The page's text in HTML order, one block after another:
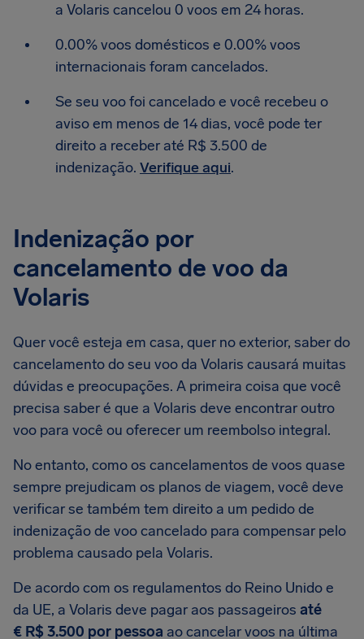
a Volaris cancelou 0 voos em 24 horas.
0.00% voos domésticos e 0.00% voos
internacionais foram cancelados.
Se seu voo foi cancelado e você recebeu o
aviso em menos de 14 dias, você pode ter
direito a receber até R$ 3.500 de
indenização. Verifique aqui.
Indenização por
cancelamento de voo da
Volaris
Quer você esteja em casa, quer no exterior, saber do
cancelamento do seu voo da Volaris causará muitas
dúvidas e preocupações. A primeira coisa que você
precisa saber é que a Volaris deve encontrar outro
voo para você ou oferecer um reembolso integral.
No entanto, como os cancelamentos de voos quase
sempre prejudicam os planos de viagem, você deve
verificar se também tem direito a um pedido de
indenização de voo cancelado para compensar pelo
problema causado pela Volaris.
De acordo com os regulamentos do Reino Unido e
da UE, a Volaris deve pagar aos passageiros até
€ R$ 3.500 por pessoa ao cancelar voos na última